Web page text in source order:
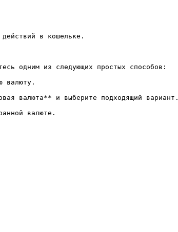
в кошельке.
одним из следующих простых способов:
валюту.
валюта** и выберите подходящий вариант.